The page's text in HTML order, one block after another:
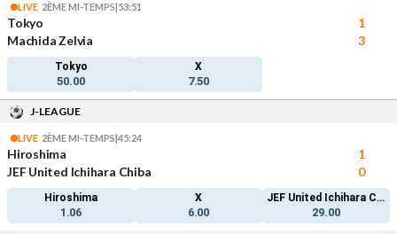
LIVE 2ÈME MI-TEMPS|53:51
Tokyo
1
Machida Zelvia
3
Tokyo
50.00
X
7.50
J-LEAGUE
LIVE 2ÈME MI-TEMPS|45:24
Hiroshima
1
JEF United Ichihara Chiba
0
Hiroshima
1.06
X
6.00
JEF United Ichihara Chi
ba
29.00